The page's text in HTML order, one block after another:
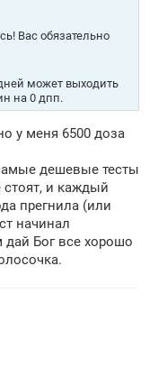
Вас обязательно
может выходить
на 0 дпп.
у меня 6500 доза
дешевые тесты
стоят, и каждый
прегнила (или
начинал
дай Бог все хорошо